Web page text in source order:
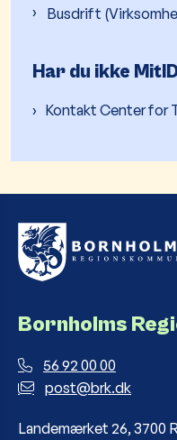
Busdrift
Har du ikke
Kontakt Center for
Bornholms
56 92 00 00
post@brk.dk
Landemærket 26, 3700